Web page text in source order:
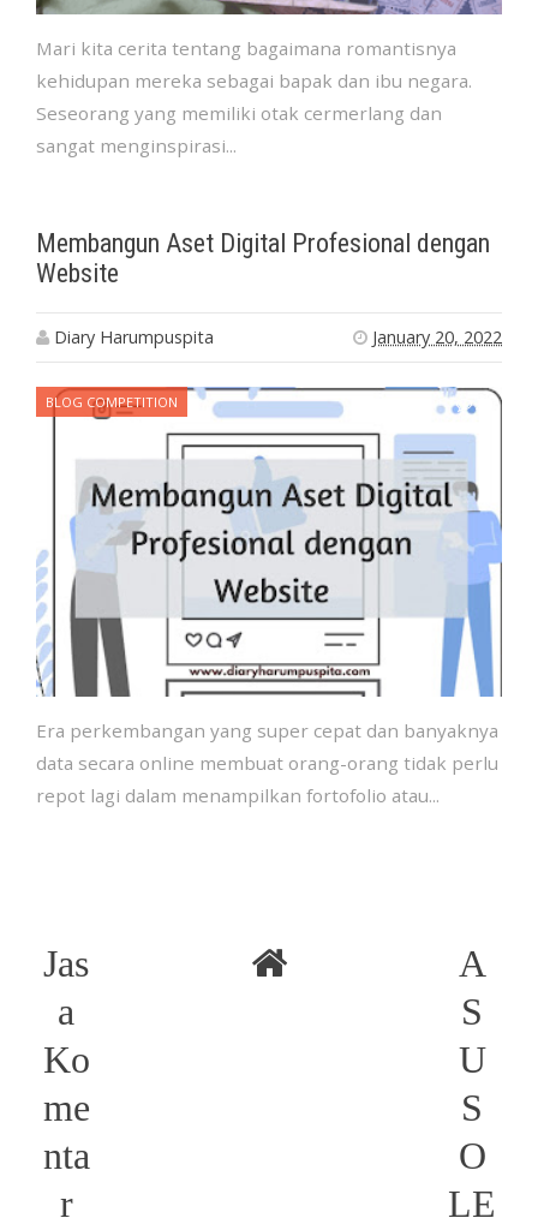
Mari kita cerita tentang bagaimana romantisnya
kehidupan mereka sebagai bapak dan ibu negara.
Seseorang yang memiliki otak cermerlang dan
sangat menginspirasi...
Membangun Aset Digital Profesional dengan
Website
Diary Harumpuspita January 20, 2022
BLOG COMPETITION 20
Era perkembangan yang super cepat dan banyaknya
data secara online membuat orang-orang tidak perlu
repot lagi dalam menampilkan fortofolio atau...
Jas
a
Ko
me
nta
r
A
S
U
S
O
LE